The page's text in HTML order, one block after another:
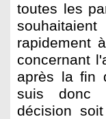
toutes les
rapidement
concernant
après la fin
suis donc
décision